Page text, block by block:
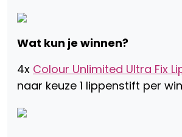
Wat kun je winnen?
4x Colour Unlimited Ultra Fix
naar keuze 1 lippenstift per